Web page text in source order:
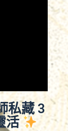
私藏 3
活